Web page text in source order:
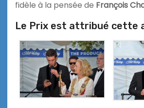
fidèle à la pensée de François
Le Prix est attribué cette